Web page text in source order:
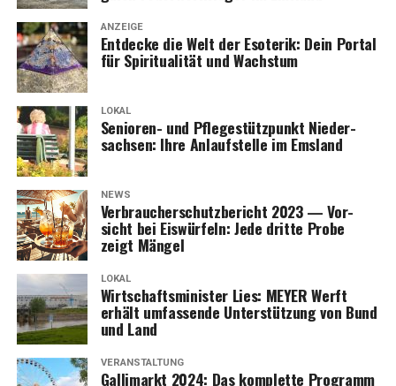
ANZEIGE
Ent­de­cke die Welt der Eso­te­rik: Dein Por­tal
für Spi­ri­tua­li­tät und Wachstum
LOKAL
Senio­ren- und Pfle­ge­stütz­punkt Nie­der­
sach­sen: Ihre Anlauf­stel­le im Emsland
NEWS
Ver­brau­cher­schutz­be­richt 2023 — Vor­
sicht bei Eis­wür­feln: Jede drit­te Pro­be
zeigt Mängel
LOKAL
Wirt­schafts­mi­nis­ter Lies: MEYER Werft
erhält umfas­sen­de Unter­stüt­zung von Bund
und Land
VERANSTALTUNG
Gal­li­markt 2024: Das kom­plet­te Pro­gramm